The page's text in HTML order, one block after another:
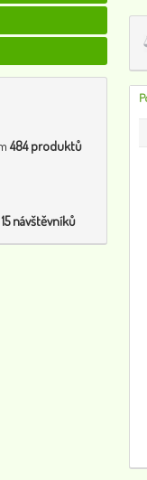
484 produktů
15 návštěvníků